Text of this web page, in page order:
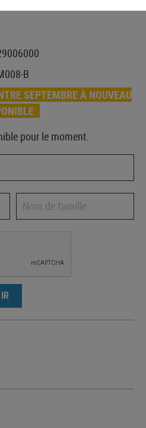
B
SEPTEMBRE À NOUVEAU
pour le moment.